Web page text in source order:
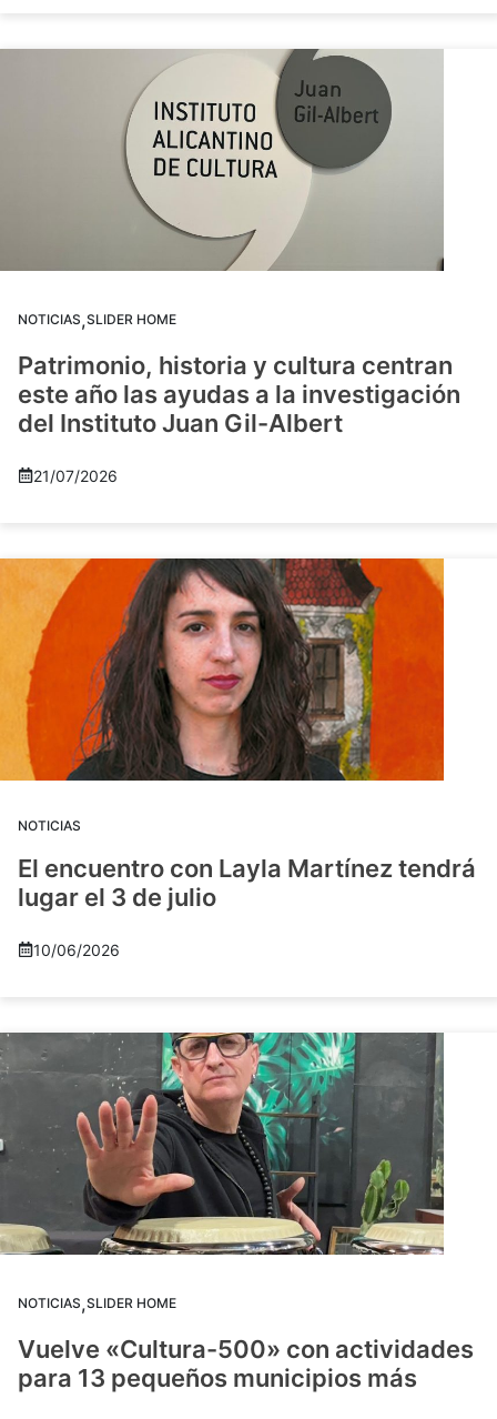
NOTICIAS,SLIDER HOME
Patrimonio, historia y cultura centran
este año las ayudas a la investigación
del Instituto Juan Gil-Albert
21/07/2026
NOTICIAS
El encuentro con Layla Martínez tendrá
lugar el 3 de julio
10/06/2026
NOTICIAS,SLIDER HOME
Vuelve «Cultura-500» con actividades
para 13 pequeños municipios más